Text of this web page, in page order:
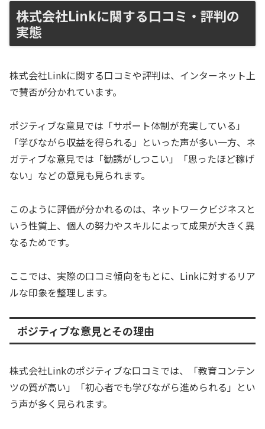
株式会社Linkに関する口コミ・評判の
実態
株式会社Linkに関する口コミや評判は、インターネット上
で賛否が分かれています。
ポジティブな意見では「サポート体制が充実している」
「学びながら収益を得られる」といった声が多い一方、ネ
ガティブな意見では「勧誘がしつこい」「思ったほど稼げ
ない」などの意見も見られます。
このように評価が分かれるのは、ネットワークビジネスと
いう性質上、個人の努力やスキルによって成果が大きく異
なるためです。
ここでは、実際の口コミ傾向をもとに、Linkに対するリア
ルな印象を整理します。
ポジティブな意見とその理由
株式会社Linkのポジティブな口コミでは、「教育コンテン
ツの質が高い」「初心者でも学びながら進められる」とい
う声が多く見られます。